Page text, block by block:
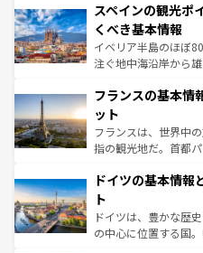
ろん、トスカーナの
景など、自然景観も
ピザやパスタなど、
できる。朝目覚めて
なお、新着のイタリ
しい。
スペインの観光ポ
くべき基本情報
イベリア半島のほぼ
注ぐ地中海沿岸から
文化が根付くこの国
れる闘牛、そして美
る。首都マドリード
アートに溢れた街角
せる。地方によって
ンテンツ一覧 を参照
フランスの基本情
ット
フランスは、世界中
指の観光地だ。首都
で、幅広い魅力が詰
聖堂、美しいビーチ
から魅了する。また
れ、フランス料理は
ドイツの基本情報
ト
ドイツは、豊かな歴
の中心に位置する国